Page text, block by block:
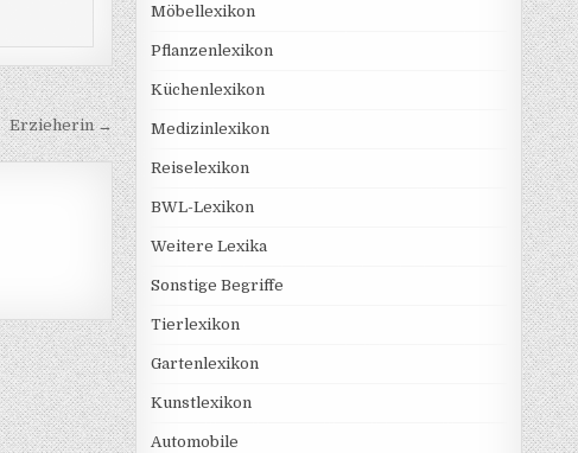
Erzieherin →
Möbellexikon
Pflanzenlexikon
Küchenlexikon
Medizinlexikon
Reiselexikon
BWL-Lexikon
Weitere Lexika
Sonstige Begriffe
Tierlexikon
Gartenlexikon
Kunstlexikon
Automobile